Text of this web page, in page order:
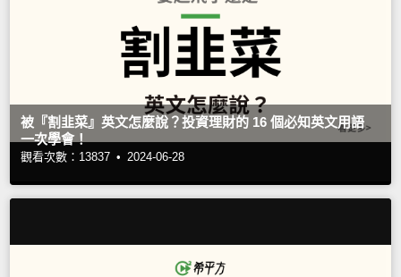
被『割韭菜』英文怎麼說？投資理財的 16 個必知英文用語
一次學會！
觀看次數：13837 • 2024-06-28